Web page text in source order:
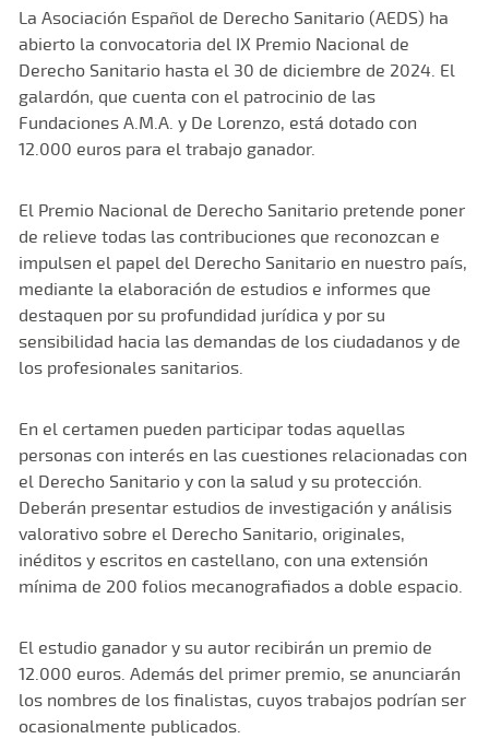
La Asociación Español de Derecho Sanitario (AEDS) ha
abierto la convocatoria del IX Premio Nacional de
Derecho Sanitario hasta el 30 de diciembre de 2024. El
galardón, que cuenta con el patrocinio de las
Fundaciones A.M.A. y De Lorenzo, está dotado con
12.000 euros para el trabajo ganador.
El Premio Nacional de Derecho Sanitario pretende poner
de relieve todas las contribuciones que reconozcan e
impulsen el papel del Derecho Sanitario en nuestro país,
mediante la elaboración de estudios e informes que
destaquen por su profundidad jurídica y por su
sensibilidad hacia las demandas de los ciudadanos y de
los profesionales sanitarios.
En el certamen pueden participar todas aquellas
personas con interés en las cuestiones relacionadas con
el Derecho Sanitario y con la salud y su protección.
Deberán presentar estudios de investigación y análisis
valorativo sobre el Derecho Sanitario, originales,
inéditos y escritos en castellano, con una extensión
mínima de 200 folios mecanografiados a doble espacio.
El estudio ganador y su autor recibirán un premio de
12.000 euros. Además del primer premio, se anunciarán
los nombres de los finalistas, cuyos trabajos podrían ser
ocasionalmente publicados.